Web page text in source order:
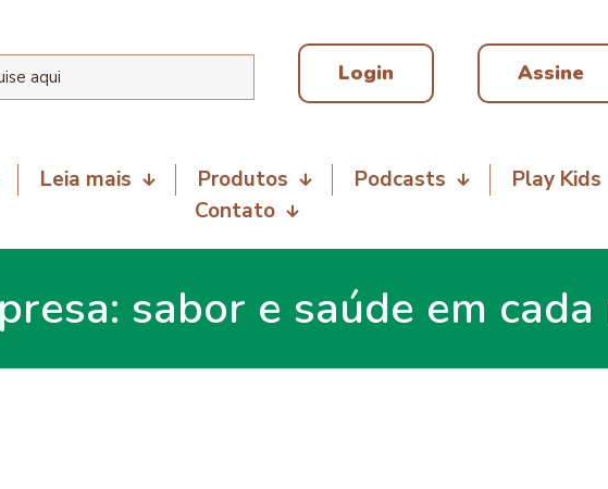
Login Assine
Leia mais Produtos Podcasts Play Kids
Contato
sabor e saúde em